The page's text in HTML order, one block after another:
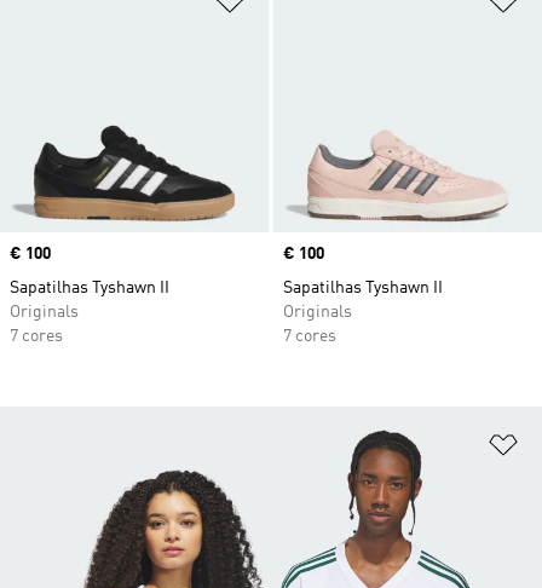
Price
€ 100
Sapatilhas Tyshawn II
Originals
7 cores
Price
€ 100
Sapatilhas Tyshawn II
Originals
7 cores